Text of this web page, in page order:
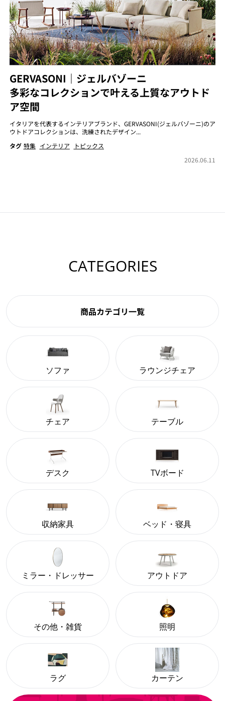
GERVASONI｜ジェルバゾーニ
多彩なコレクションで叶える上質なアウトド
ア空間
イタリアを代表するインテリアブランド、GERVASONI(ジェルバゾーニ)のア
ウトドアコレクションは、洗練されたデザイン...
タグ 特集 インテリア
トピックス
2026.06.11
CATEGORIES
商品カテゴリ一覧
ソファ ラウンジチェア
チェア テーブル
デスク TVボード
収納家具 ベッド・寝具
ミラー・ドレッサー アウトドア
その他・雑貨 照明
ラグ カーテン